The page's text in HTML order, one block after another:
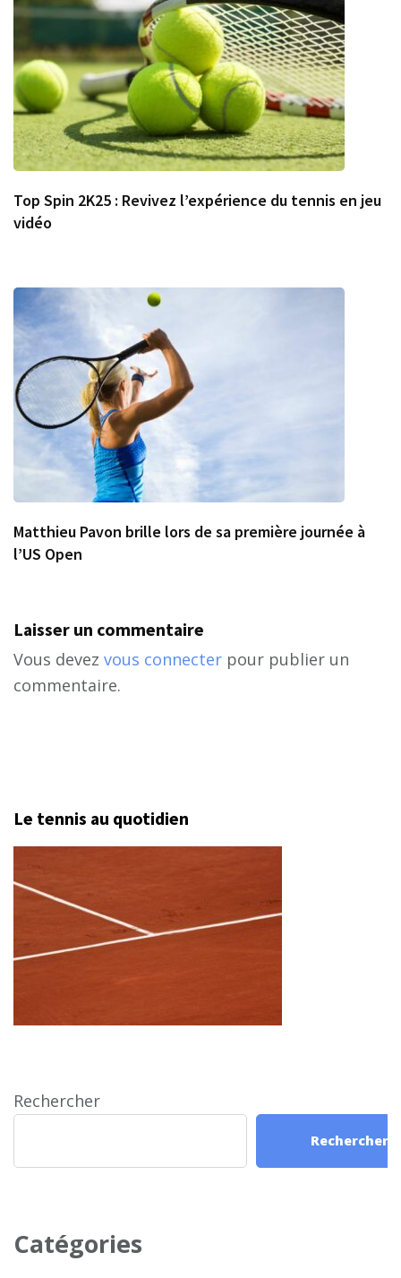
Top Spin 2K25 : Revivez l’expérience du tennis en jeu
vidéo
Matthieu Pavon brille lors de sa première journée à
l’US Open
Laisser un commentaire
Vous devez vous connecter pour publier un
commentaire.
Le tennis au quotidien
Rechercher
Rechercher
Catégories